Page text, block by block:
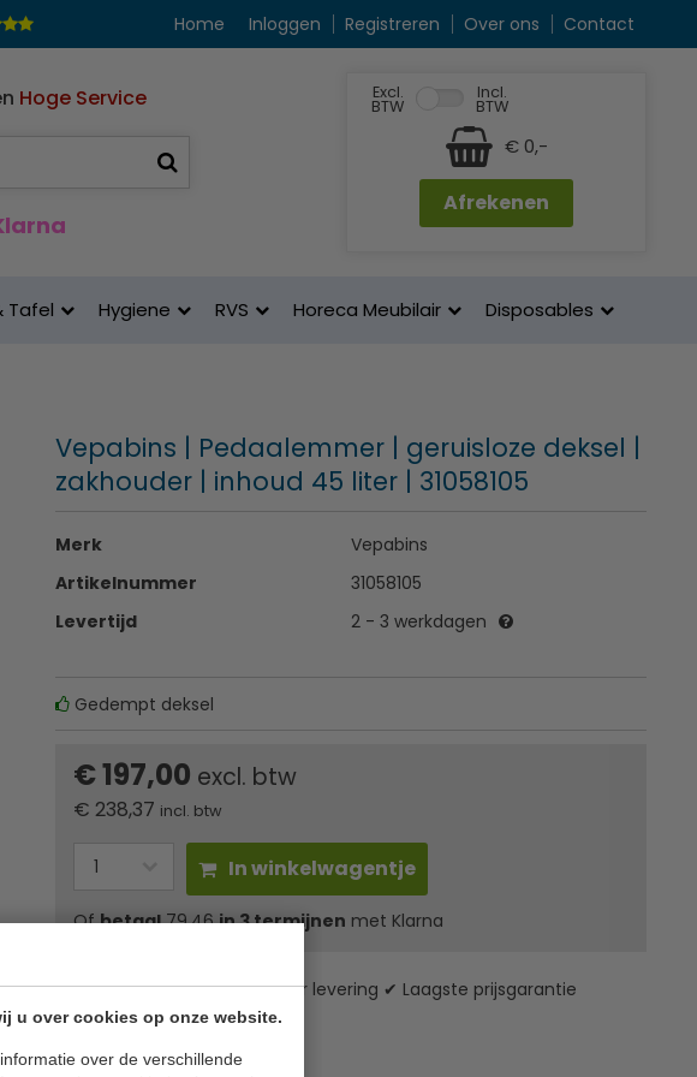
u over cookies op onze website.
over de verschillende
Home Inloggen Registreren Over ons Contact
Hoge Service Excl.
BTW
Incl.
BTW
€ 0,-
Afrekenen
Tafel Hygiene RVS Horeca Meubilair Disposables
Vepabins | Pedaalemmer | geruisloze deksel |
zakhouder | inhoud 45 liter | 31058105
Merk
Vepabins
Artikelnummer
31058105
Levertijd
2 - 3 werkdagen
Gedempt deksel
€ 197,00 excl. btw
€ 238,37 incl. btw
In winkelwagentje
Ofbetaal79,46in 3 termijnen met Klarna
✔ Gratis verzending* ✔ 24 uur levering ✔ Laagste prijsgarantie